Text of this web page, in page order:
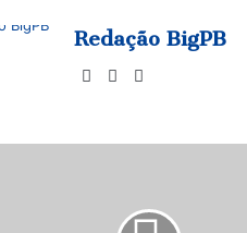
Redação BigPB
WebsiteFacebook